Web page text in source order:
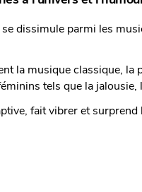
dissimule parmi les
la musique classique, la
tels que la jalousie,
fait vibrer et surprend